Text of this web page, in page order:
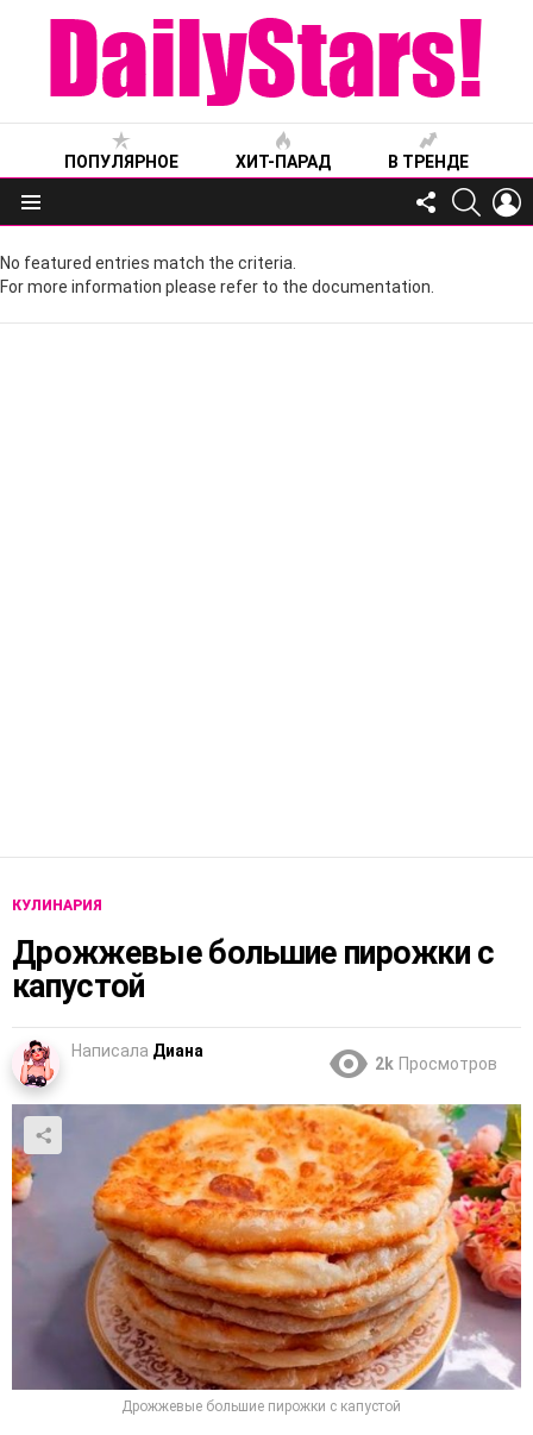
ПОПУЛЯРНОЕ ХИТ-ПАРАД В ТРЕНДЕ
Меню
FOLLOW
US
No featured entries match the criteria.
For more information please refer to the documentation.
КУЛИНАРИЯ
Дрожжевые большие пирожки с
капустой
Написала Диана
2k Просмотров
Дрожжевые большие пирожки с капустой